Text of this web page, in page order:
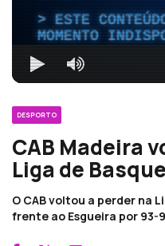
ESTE
MOMENTO
DESPORTO
CAB Madeira
Liga de
O CAB voltou a perder na
frente ao Esgueira por 93-